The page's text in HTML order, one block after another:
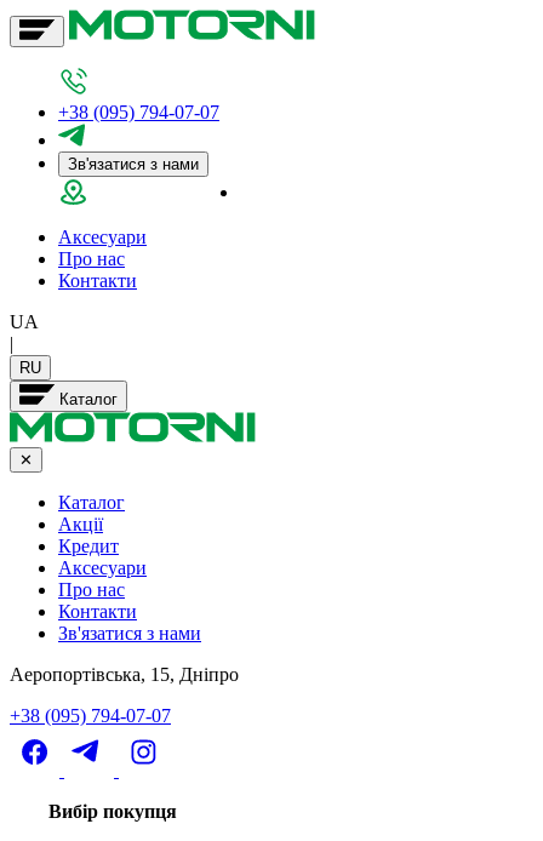
+38 (095) 794-07-07
Зв'язатися з нами
Аксесуари
Про нас
Контакти
UA
|
RU
Каталог
✕
Каталог
Акції
Кредит
Аксесуари
Про нас
Контакти
Зв'язатися з нами
Аеропортівська, 15, Дніпро
+38 (095) 794-07-07
Вибір покупця